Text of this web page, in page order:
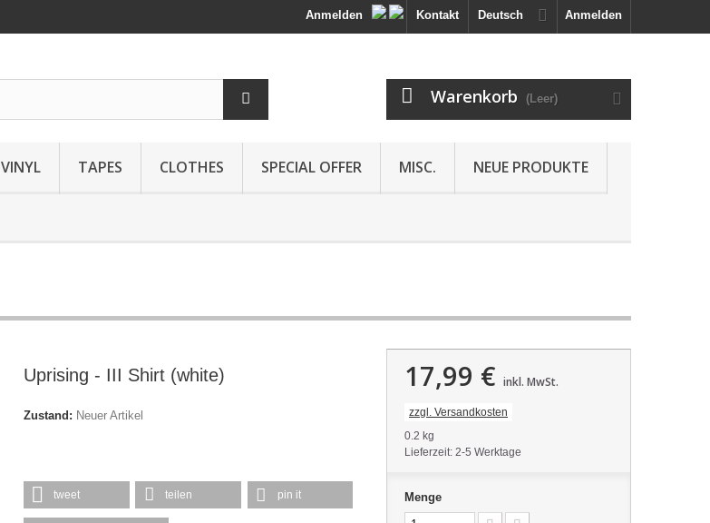
Anmelden
Deutsch
Kontakt
Anmelden
Warenkorb (Leer)
VINYL TAPES CLOTHES SPECIAL OFFER MISC. NEUE PRODUKTE
Uprising - III Shirt (white)
Zustand: Neuer Artikel
tweet teilen pin it
17,99 € inkl. MwSt.
zzgl. Versandkosten
0.2 kg
Lieferzeit: 2-5 Werktage
Menge